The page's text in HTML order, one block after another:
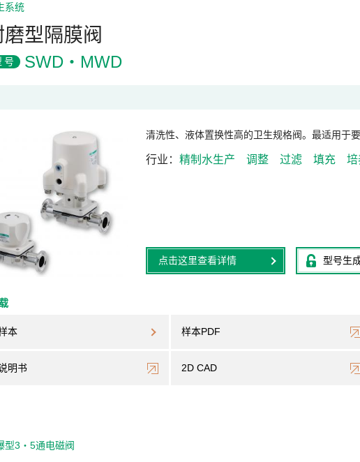
系统
磨型隔膜阀
号 SWD・MWD
清洗性、液体置换性高的卫生规格阀。最适用于
行业 精制水生产 调整 过滤 填充 培
点击这里查看详情 型号生
本 样本PDF
明书 2D CAD
型3・5通电磁阀